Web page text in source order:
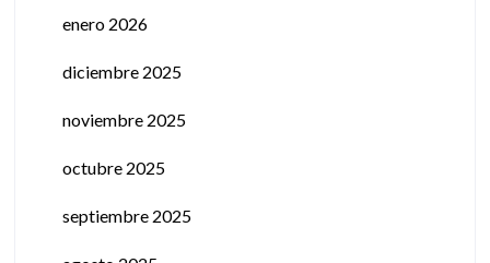
enero 2026
diciembre 2025
noviembre 2025
octubre 2025
septiembre 2025